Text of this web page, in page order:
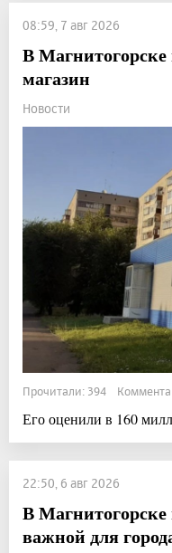
08:59, 7 авг 2026
В
магазин
Новости
Прочитали: 394
Его оценили в 160
22:50, 6 авг 2026
В Магнитогорске
важной для